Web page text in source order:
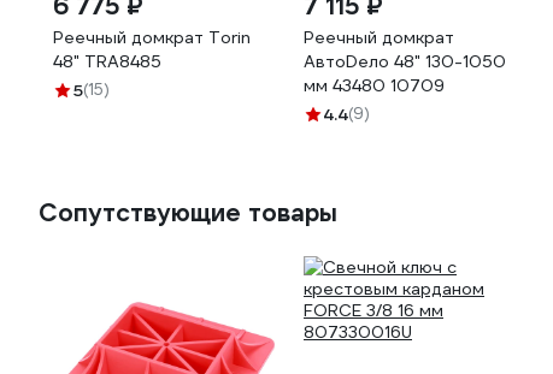
Реечный домкрат Torin
48" TRA8485
5(15)
Реечный домкрат
АвтоDело 48" 130-1050
мм 43480 10709
4.4(9)
Сопутствующие товары